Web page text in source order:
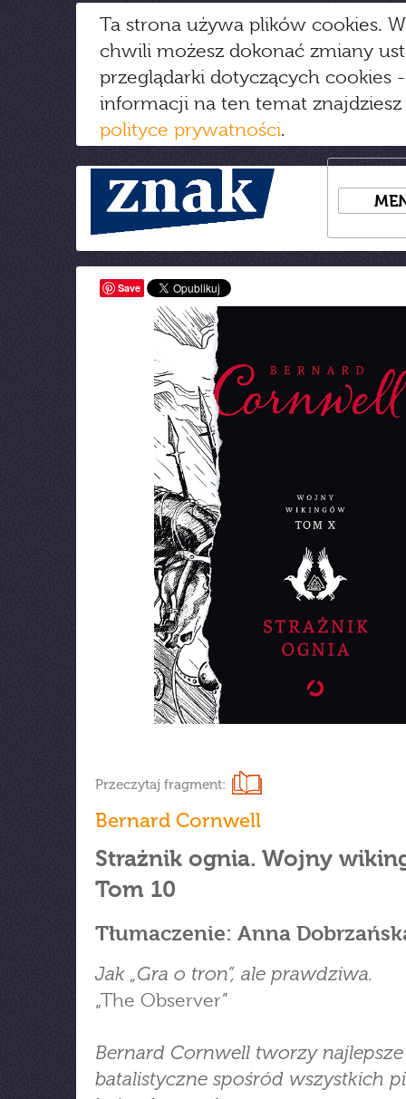
Ta strona używa plików cookies.
chwili możesz dokonać zmiany
przeglądarki dotyczących cookies
informacji na ten temat
polityce prywatności.
Save
Przeczytaj fragment:
Bernard Cornwell
Strażnik ognia. Wojny
Tom 10
Tłumaczenie: Anna
Jak „Gra o tron”, ale prawdziwa.
„The Observer”
Bernard Cornwell tworzy
batalistyczne spośród wszystkich